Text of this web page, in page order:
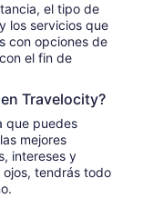
el tipo de
los servicios que
con opciones de
el fin de
¿Por qué debería reservar mi hotel en Travelocity?
que puedes
mejores
intereses y
tendrás todo